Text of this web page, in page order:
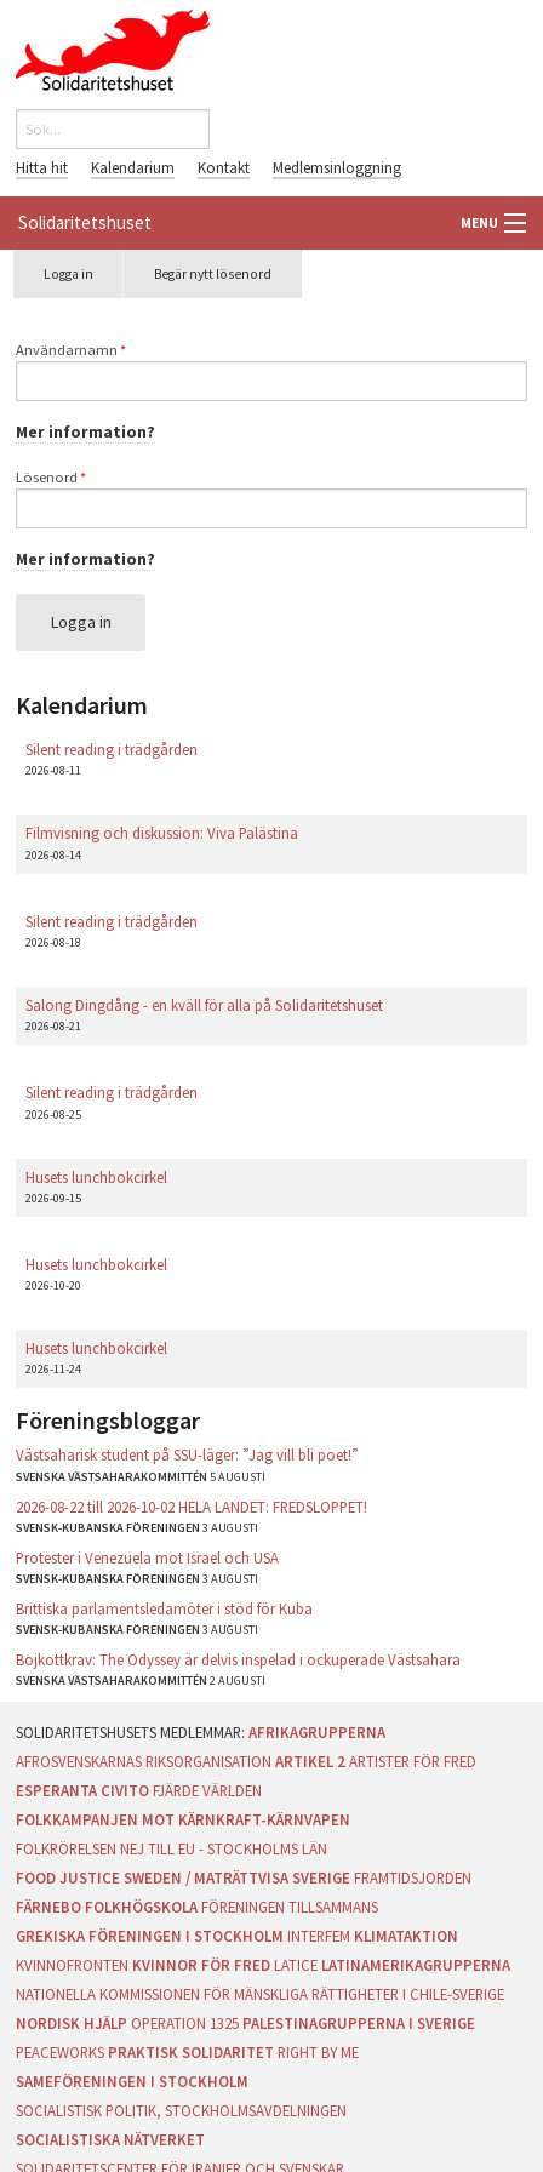
Hoppa till huvudinnehåll
Sökformulär
Hitta hit Kalendarium Kontakt Medlemsinloggning
Solidaritetshuset MENU
HEM
FÖRENINGAR
PLAY
Primära flikar
Logga in Begär nytt lösenord
Användarnamn*
Mer information?
Lösenord*
Mer information?
Logga in
Kalendarium
Silent reading i trädgården
2026-08-11
Filmvisning och diskussion: Viva Palästina
2026-08-14
Silent reading i trädgården
2026-08-18
Salong Dingdång - en kväll för alla på Solidaritetshuset
2026-08-21
Silent reading i trädgården
2026-08-25
Husets lunchbokcirkel
2026-09-15
Husets lunchbokcirkel
2026-10-20
Husets lunchbokcirkel
2026-11-24
Föreningsbloggar
Västsaharisk student på SSU-läger: ”Jag vill bli poet!”
SVENSKA VÄSTSAHARAKOMMITTÉN5 AUGUSTI
2026-08-22 till 2026-10-02 HELA LANDET: FREDSLOPPET!
SVENSK-KUBANSKA FÖRENINGEN3 AUGUSTI
Protester i Venezuela mot Israel och USA
SVENSK-KUBANSKA FÖRENINGEN3 AUGUSTI
Brittiska parlamentsledamöter i stöd för Kuba
SVENSK-KUBANSKA FÖRENINGEN3 AUGUSTI
Bojkottkrav: The Odyssey är delvis inspelad i ockuperade Västsahara
SVENSKA VÄSTSAHARAKOMMITTÉN2 AUGUSTI
AFRIKAGRUPPERNA
AFROSVENSKARNAS RIKSORGANISATION ARTIKEL 2 ARTISTER FÖR FRED
ESPERANTA CIVITO FJÄRDE VÄRLDEN
FOLKKAMPANJEN MOT KÄRNKRAFT-KÄRNVAPEN
FOLKRÖRELSEN NEJ TILL EU - STOCKHOLMS LÄN
FOOD JUSTICE SWEDEN / MATRÄTTVISA SVERIGE FRAMTIDSJORDEN
FÄRNEBO FOLKHÖGSKOLA FÖRENINGEN TILLSAMMANS
GREKISKA FÖRENINGEN I STOCKHOLM INTERFEM KLIMATAKTION
KVINNOFRONTEN KVINNOR FÖR FRED LATICE LATINAMERIKAGRUPPERNA
NATIONELLA KOMMISSIONEN FÖR MÄNSKLIGA RÄTTIGHETER I CHILE-SVERIGE
NORDISK HJÄLP OPERATION 1325 PALESTINAGRUPPERNA I SVERIGE
PEACEWORKS PRAKTISK SOLIDARITET RIGHT BY ME
SAMEFÖRENINGEN I STOCKHOLM
SOCIALISTISK POLITIK, STOCKHOLMSAVDELNINGEN
SOCIALISTISKA NÄTVERKET